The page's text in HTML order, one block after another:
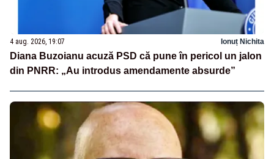
4 aug. 2026, 19:07 Ionuț Nichita
Diana Buzoianu acuză PSD că pune în pericol un jalon
din PNRR: „Au introdus amendamente absurde”